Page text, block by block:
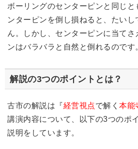
ボーリングのセンターピンと同じと
ンターピンを倒し損ねると、たい
ん。しかし、センターピンに当て
ンはバラバラと自然と倒れるのです
解説の3つのポイントとは？
古市の解説は『経営視点で解く 本能
講演内容について、以下の3つのポ
説明をしています。